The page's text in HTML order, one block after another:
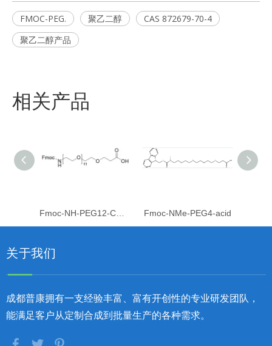
FMOC-PEG. 聚乙二醇
CAS 872679-70-4
聚乙二醇产品
相关产品
Fmoc-NMe-PEG4-acid
关于我们
成都普康拥有一支经验丰富、富有开创性的专业研发团队，
能满足客户从定制合成到批量生产的各种需求。